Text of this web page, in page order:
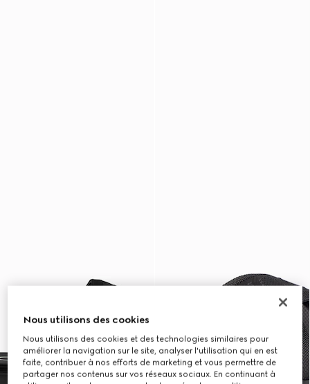
Nous utilisons des cookies
Nous utilisons des cookies et des technologies similaires pour
améliorer la navigation sur le site, analyser l'utilisation qui en est
faite, contribuer à nos efforts de marketing et vous permettre de
partager nos contenus sur vos réseaux sociaux. En continuant à